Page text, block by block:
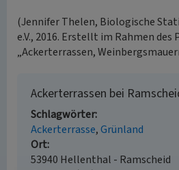
(Jennifer Thelen, Biologische
e.V., 2016. Erstellt im Rahmen des
„Ackerterrassen,
Ackerterrassen bei
Schlagwörter
Ackerterrasse Grünland
Ort
53940 Hellenthal - Ramscheid